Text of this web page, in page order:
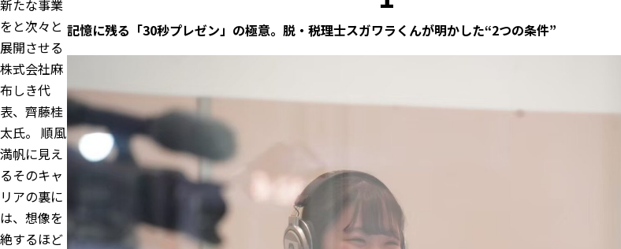
新たな事業
をと次々と
展開させる
株式会社麻
布しき代
表、齊藤桂
太氏。 順風
満帆に見え
るそのキャ
リアの裏に
は、想像を
絶するほど
記憶に残る「30秒プレゼン」の極意。脱・税理士スガワラくんが明かした“2つの条件”